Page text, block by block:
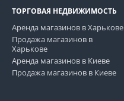
ТОРГОВАЯ НЕДВИЖИМОСТЬ
Аренда магазинов в Харькове
Продажа магазинов в
Харькове
Аренда магазинов в Киеве
Продажа магазинов в Киеве